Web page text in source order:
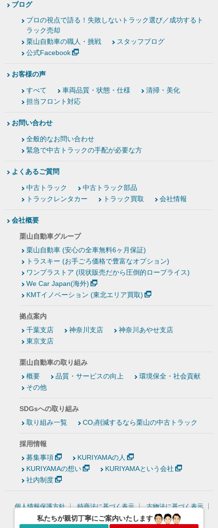
私たちが親切丁寧にご案内いたします
ブログ
プロの視点で語る！失敗しないトラック選び／成功するト
ラック売却
栗山自動車の職人・挑戦
スタッフブログ
公式Facebook
お客様の声
すべて 車両品質・状態・仕様
清掃・美化
担当フロント対応
お問い合わせ
全般的なお問い合わせ
緊急で中古トラックの手配が必要な方
よくあるご質問
中古トラック
中古トラック部品
トラックレンタカー
トラック買取 会社情報
会社概要
栗山自動車グループ
栗山自動車 (安心の全車無料6ヶ月保証)
トラスキー (お手ごろ価格で豊富なオプション)
ワンプラストア (現状販売だから圧倒的ロープライス)
We Car Japan(海外)
KMTイノベーション (東北エリア買取)
拠点案内
千葉支店
神奈川支店
神奈川あやせ支店
東京支店
栗山自動車の取り組み
概要
品質・サービスの向上
環境保全・社会貢献
その他
SDGsへの取り組み
取り組み一覧
CO₂削減するなら栗山の中古トラック
採用情報
募集事項
KURIYAMAの人
KURIYAMAの想い
KURIYAMAという会社
社内制度
個人情報保護方針 特商法に基づく表示
古物法に基づく表示
情報セキュリティ基本方針